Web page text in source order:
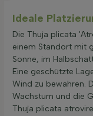
Ideale
Die Thuja plicata
einem Standort mit
Sonne, im
Eine geschützte
Wind zu bewahren.
Wachstum und die
Thuja plicata